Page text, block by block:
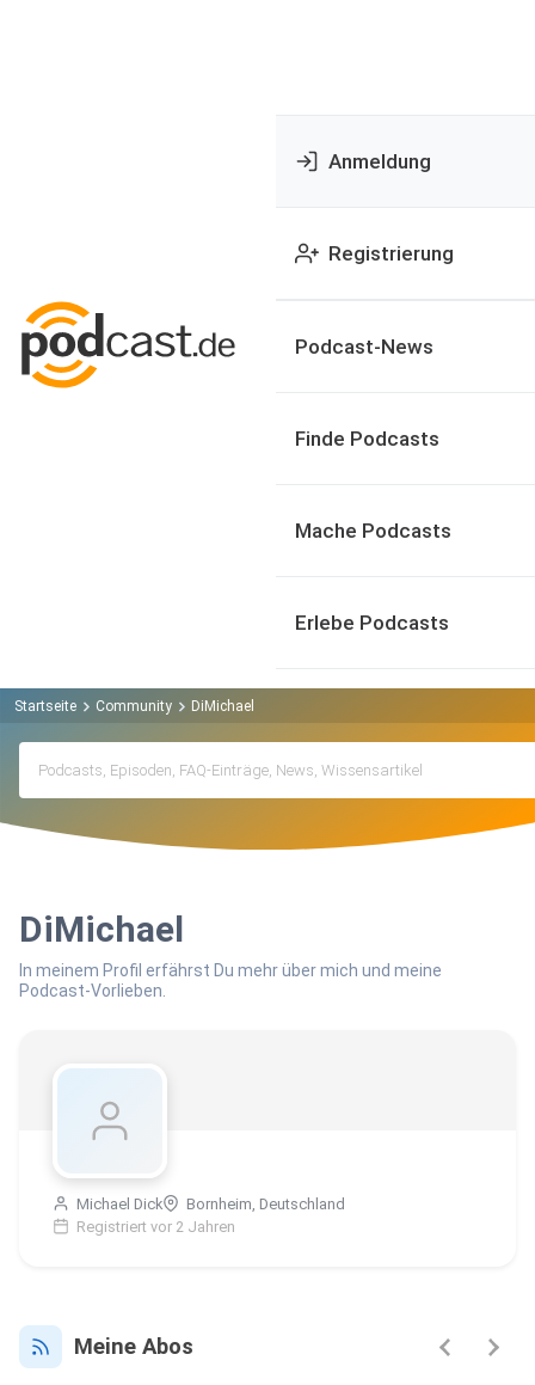
Anmeldung
Registrierung
Podcast-News
Finde Podcasts
Mache Podcasts
Erlebe Podcasts
Startseite Community DiMichael
DiMichael
In meinem Profil erfährst Du mehr über mich und meine
Podcast-Vorlieben.
Michael Dick
Bornheim, Deutschland
Registriert vor 2 Jahren
Meine Abos